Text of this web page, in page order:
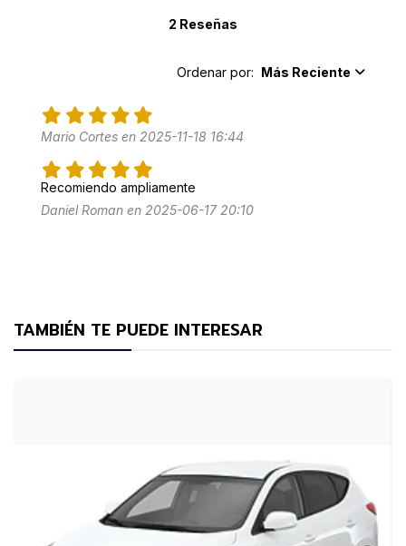
2 Reseñas
Ordenar por: Más Reciente
Mario Cortes en 2025-11-18 16:44
Recomiendo ampliamente
Daniel Roman en 2025-06-17 20:10
TAMBIÉN TE PUEDE INTERESAR